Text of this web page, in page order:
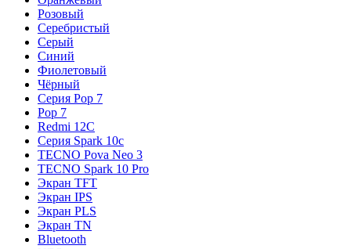
Розовый
Серебристый
Серый
Синий
Фиолетовый
Чёрный
Серия Pop 7
Pop 7
Redmi 12C
Серия Spark 10c
TECNO Pova Neo 3
TECNO Spark 10 Pro
Экран TFT
Экран IPS
Экран PLS
Экран TN
Bluetooth